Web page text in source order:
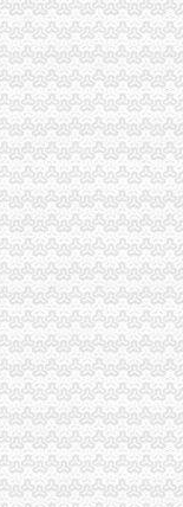
导商标发展况
作
监管
食品经营秩序关
税大讨论热潮
成效
牌护农
五不批"
税人认定标准
流程五大机制
么交税
理
整
工商系统信用信息化建设
提出要求
错着力提高执法质量